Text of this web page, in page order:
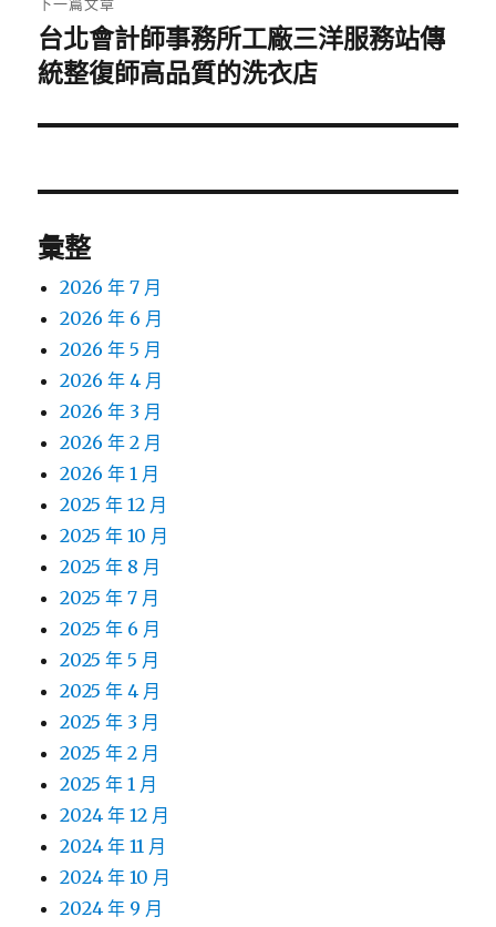
下
一
文
台北會計師事務所工廠三洋服務站傳
統整復師高品質的洗衣店
彙整
2026 年 7 月
2026 年 6 月
2026 年 5 月
2026 年 4 月
2026 年 3 月
2026 年 2 月
2026 年 1 月
2025 年 12 月
2025 年 10 月
2025 年 8 月
2025 年 7 月
2025 年 6 月
2025 年 5 月
2025 年 4 月
2025 年 3 月
2025 年 2 月
2025 年 1 月
2024 年 12 月
2024 年 11 月
2024 年 10 月
2024 年 9 月